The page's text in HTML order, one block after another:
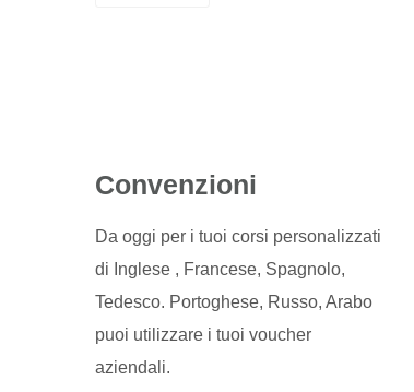
Convenzioni
Da oggi per i tuoi corsi personalizzati
di Inglese , Francese, Spagnolo,
Tedesco. Portoghese, Russo, Arabo
puoi utilizzare i tuoi voucher
aziendali.